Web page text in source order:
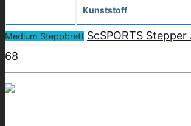
Kunststoff
Medium Steppbrett ScSPORTS
68